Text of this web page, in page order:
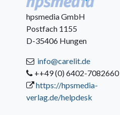
hpsmedia GmbH
Postfach 1155
D-35406 Hungen
info@carelit.de
++49 (0) 6402-7082660
https://hpsmedia-
verlag.de/helpdesk